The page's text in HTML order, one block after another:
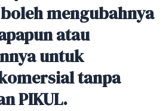
mengubahnya
atau
untuk
tanpa
PIKUL.